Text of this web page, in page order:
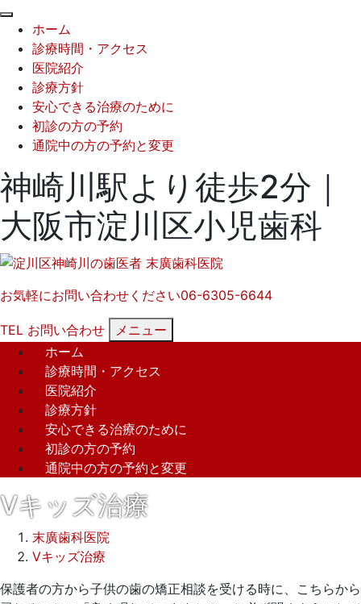
ホーム
診療時間・アクセス
医院紹介
診療方針
安心できる治療のために
初診の方の予約
通院中の方の予約と変更
神崎川駅より徒歩2分｜
大阪市淀川区小児歯科
お気軽にお問い合わせください06-6305-6644
TEL お問い合わせ
メニュー
ホーム
診療時間・アクセス
医院紹介
診療方針
安心できる治療のために
初診の方の予約
通院中の方の予約と変更
Vキッズ治療
末廣歯科医院
Vキッズ治療
2025
保護者の方から子供の歯の矯正相談を受ける時に、こちらから